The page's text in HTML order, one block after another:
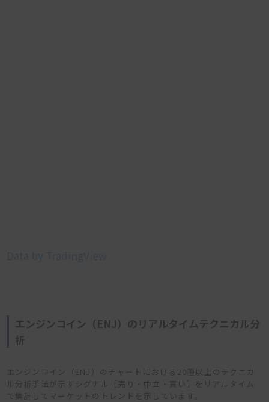
エンジンコイン（ENJ）のリアルタイムテクニカル分
析
エンジンコイン（ENJ）のチャートにおける20種以上のテクニカ
ル分析手法が示すシグナル［売り・中立・買い］をリアルタイム
で集計してマーケットのトレンドを示しています。